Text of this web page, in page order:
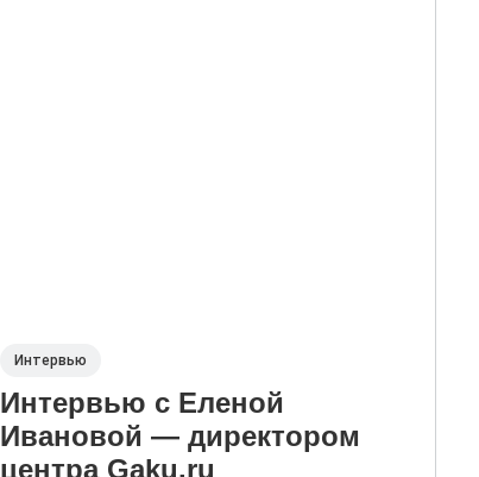
Интервью
Интервью с Еленой
Ивановой — директором
центра Gaku.ru